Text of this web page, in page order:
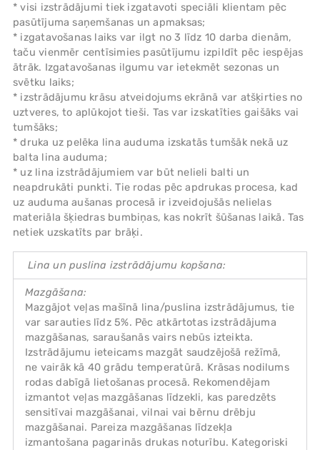
* visi izstrādājumi tiek izgatavoti speciāli klientam pēc
pasūtījuma saņemšanas un apmaksas;
* izgatavošanas laiks var ilgt no 3 līdz 10 darba dienām,
taču vienmēr centīsimies pasūtījumu izpildīt pēc iespējas
ātrāk. Izgatavošanas ilgumu var ietekmēt sezonas un
svētku laiks;
* izstrādājumu krāsu atveidojums ekrānā var atšķirties no
uztveres, to aplūkojot tieši. Tas var izskatīties gaišāks vai
tumšāks;
* druka uz pelēka lina auduma izskatās tumšāk nekā uz
balta lina auduma;
* uz lina izstrādājumiem var būt nelieli balti un
neapdrukāti punkti. Tie rodas pēc apdrukas procesa, kad
uz auduma aušanas procesā ir izveidojušās nelielas
materiāla šķiedras bumbiņas, kas nokrīt šūšanas laikā. Tas
netiek uzskatīts par brāķi.
Lina un puslina izstrādājumu kopšana:
Mazgāšana:
Mazgājot veļas mašīnā lina/puslina izstrādājumus, tie
var sarauties līdz 5%. Pēc atkārtotas izstrādājuma
mazgāšanas, saraušanās vairs nebūs izteikta.
Izstrādājumu ieteicams mazgāt saudzējošā režīmā,
ne vairāk kā 40 grādu temperatūrā. Krāsas nodilums
rodas dabīgā lietošanas procesā. Rekomendējam
izmantot veļas mazgāšanas līdzekli, kas paredzēts
sensitīvai mazgāšanai, vilnai vai bērnu drēbju
mazgāšanai. Pareiza mazgāšanas līdzekļa
izmantošana pagarinās drukas noturību. Kategoriski